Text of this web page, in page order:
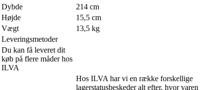
Dybde
214 cm
Højde
15,5 cm
Vægt
13,5 kg
Leveringsmetoder
Du kan få leveret dit
køb på flere måder hos
ILVA
Hos ILVA har vi en række forskellige
lagerstatusbeskeder alt efter, hvor varen